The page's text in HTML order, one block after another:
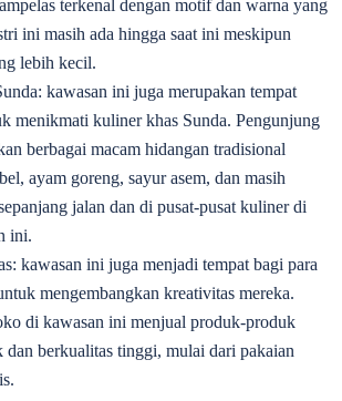
terkenal dengan motif dan warna yang
ini masih ada hingga saat ini meskipun
lebih kecil.
kawasan ini juga merupakan tempat
menikmati kuliner khas Sunda. Pengunjung
berbagai macam hidangan tradisional
ayam goreng, sayur asem, dan masih
jalan dan di pusat-pusat kuliner di
ini.
kawasan ini juga menjadi tempat bagi para
mengembangkan kreativitas mereka.
di kawasan ini menjual produk-produk
berkualitas tinggi, mulai dari pakaian